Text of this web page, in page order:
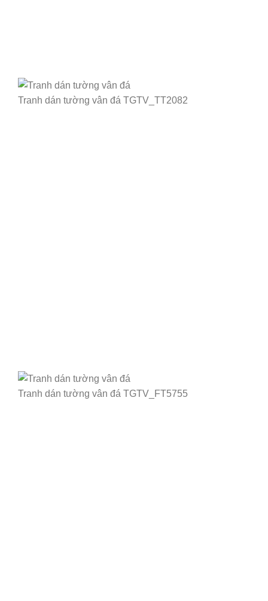
Tranh dán tường vân đá TGTV_TT2082
Tranh dán tường vân đá TGTV_FT5755